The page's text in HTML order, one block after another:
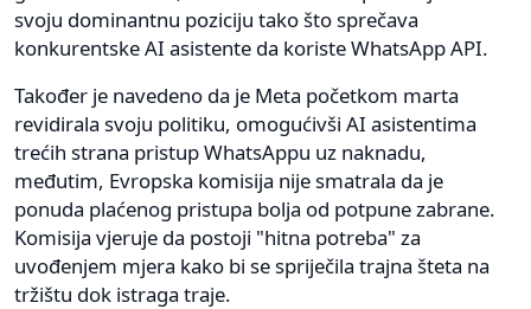
svoju dominantnu poziciju tako što sprečava
konkurentske AI asistente da koriste WhatsApp API.
Također je navedeno da je Meta početkom marta
revidirala svoju politiku, omogućivši AI asistentima
trećih strana pristup WhatsAppu uz naknadu,
međutim, Evropska komisija nije smatrala da je
ponuda plaćenog pristupa bolja od potpune zabrane.
Komisija vjeruje da postoji "hitna potreba" za
uvođenjem mjera kako bi se spriječila trajna šteta na
tržištu dok istraga traje.